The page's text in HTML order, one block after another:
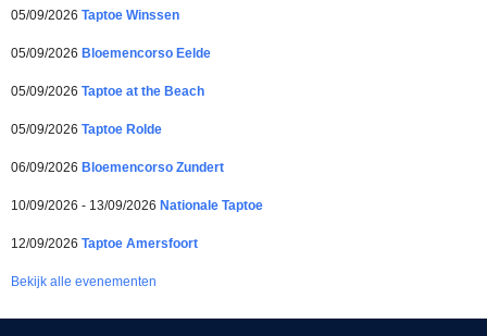
05/09/2026 Taptoe Winssen
05/09/2026 Bloemencorso Eelde
05/09/2026 Taptoe at the Beach
05/09/2026 Taptoe Rolde
06/09/2026 Bloemencorso Zundert
10/09/2026 - 13/09/2026 Nationale Taptoe
12/09/2026 Taptoe Amersfoort
Bekijk alle evenementen